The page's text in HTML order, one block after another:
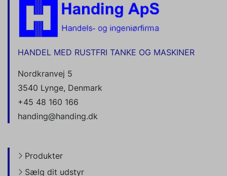
HANDEL MED RUSTFRI TANKE OG MASKINER
Nordkranvej 5
3540 Lynge, Denmark
+45 48 160 166
handing@handing.dk
Produkter
Sælg dit udstyr